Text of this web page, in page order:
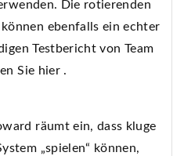
Die rotierenden
ebenfalls ein echter
Testbericht von Team
Sie hier .
räumt ein, dass kluge
„spielen“ können,